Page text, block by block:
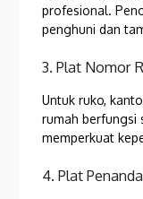
profesional.
penghuni dan
3. Plat Nomor
Untuk ruko,
rumah berfungsi
memperkuat
4. Plat